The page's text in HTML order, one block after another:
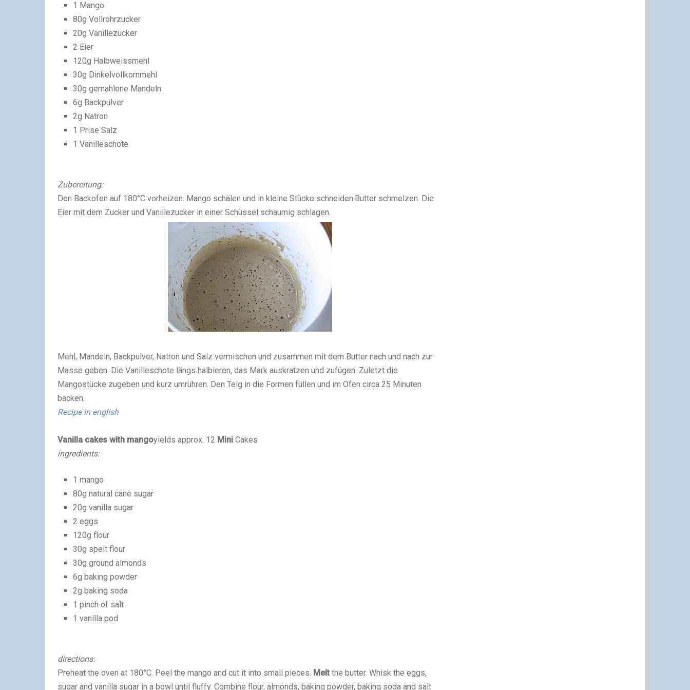
1 Mango
80g Vollrohrzucker
20g Vanillezucker
2 Eier
120g Halbweissmehl
30g Dinkelvollkornmehl
30g gemahlene Mandeln
6g Backpulver
2g Natron
1 Prise Salz
1 Vanilleschote
Zubereitung:
Den Backofen auf 180°C vorheizen. Mango schälen und in kleine Stücke schneiden. Butter schmelzen. Die
Eier mit dem Zucker und Vanillezucker in einer Schüssel schaumig schlagen.
Mehl, Mandeln, Backpulver, Natron und Salz vermischen und zusammen mit dem Butter nach und nach zur
Masse geben. Die Vanilleschote längs halbieren, das Mark auskratzen und zufügen. Zuletzt die
Mangostücke zugeben und kurz umrühren. Den Teig in die Formen füllen und im Ofen circa 25 Minuten
backen.
Recipe in english
Vanilla cakes with mangoyields approx. 12 Mini Cakes
ingredients:
1 mango
80g natural cane sugar
20g vanilla sugar
2 eggs
120g flour
30g spelt flour
30g ground almonds
6g baking powder
2g baking soda
1 pinch of salt
1 vanilla pod
directions:
Preheat the oven at 180°C. Peel the mango and cut it into small pieces. Melt the butter. Whisk the eggs,
sugar and vanilla sugar in a bowl until fluffy. Combine flour, almonds, baking powder, baking soda and salt